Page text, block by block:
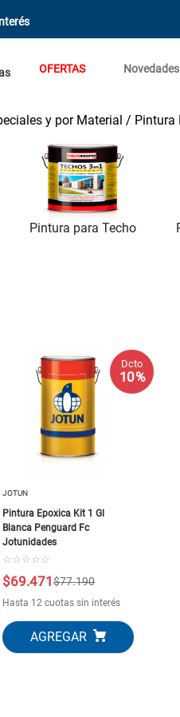
OFERTAS Novedades
y por Material Pintura
Pintura para Techo
Dcto
10 %
JOTUN
Pintura Epoxica Kit 1 Gl
Blanca Penguard Fc
Jotunidades
☆ ☆ ☆ ☆ ☆
$77.190
$69.471
Hasta 12 cuotas sin interés